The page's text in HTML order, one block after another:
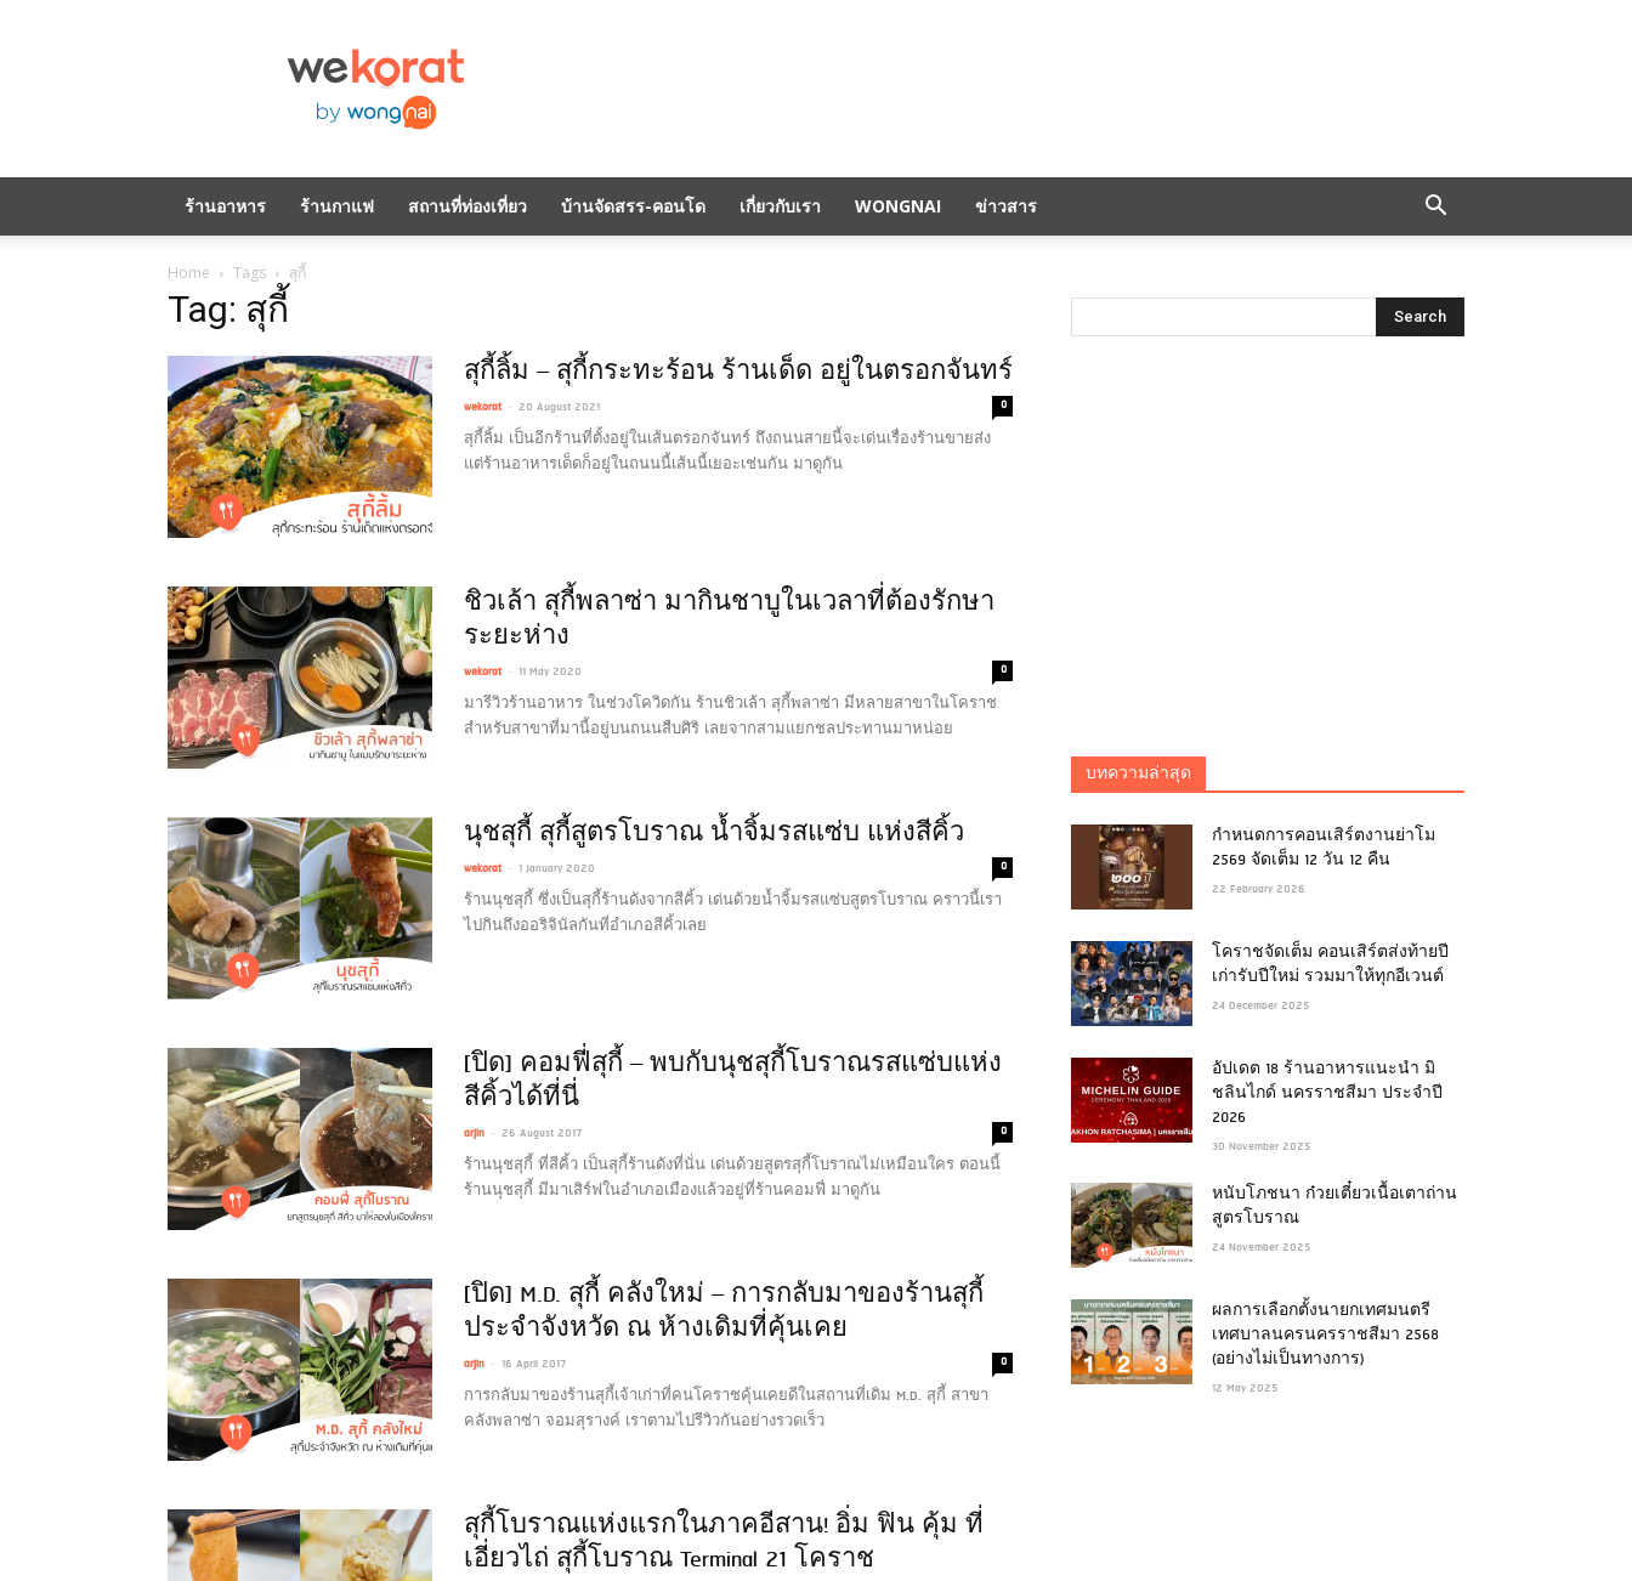
ร้านอาหาร ร้านกาแฟ สถานที่ท่องเที่ยว บ้านจัดสรร-คอนโด เกี่ยวกับเรา WONGNAI ข่าวสาร
Home Tags สุกี้
Tag: สุกี้
สุกี้ลิ้ม – สุกี้กระทะร้อน ร้านเด็ด อยู่ในตรอกจันทร์
wekorat - 20 August 2021 0
สุกี้ลิ้ม เป็นอีกร้านที่ตั้งอยู่ในเส้นตรอกจันทร์ ถึงถนนสายนี้จะเด่นเรื่องร้านขายส่ง
แต่ร้านอาหารเด็ดก็อยู่ในถนนนี้เส้นนี้เยอะเช่นกัน มาดูกัน
ชิวเล้า สุกี้พลาซ่า มากินชาบูในเวลาที่ต้องรักษา
ระยะห่าง
wekorat - 11 May 2020 0
มารีวิวร้านอาหาร ในช่วงโควิดกัน ร้านชิวเล้า สุกี้พลาซ่า มีหลายสาขาในโคราช
สำหรับสาขาที่มานี้อยู่บนถนนสืบศิริ เลยจากสามแยกชลประทานมาหน่อย
นุชสุกี้ สุกี้สูตรโบราณ น้ำจิ้มรสแซ่บ แห่งสีคิ้ว
wekorat - 1 January 2020 0
ร้านนุชสุกี้ ซึ่งเป็นสุกี้ร้านดังจากสีคิ้ว เด่นด้วยน้ำจิ้มรสแซ่บสูตรโบราณ คราวนี้เรา
ไปกินถึงออริจินัลกันที่อำเภอสีคิ้วเลย
[ปิด] คอมฟี่สุกี้ – พบกับนุชสุกี้โบราณรสแซ่บแห่ง
สีคิ้วได้ที่นี่
arjin - 26 August 2017 0
ร้านนุชสุกี้ ที่สีคิ้ว เป็นสุกี้ร้านดังที่นั่น เด่นด้วยสูตรสุกี้โบราณไม่เหมือนใคร ตอนนี้
ร้านนุชสุกี้ มีมาเสิร์ฟในอำเภอเมืองแล้วอยู่ที่ร้านคอมฟี่ มาดูกัน
[ปิด] M.D. สุกี้ คลังใหม่ – การกลับมาของร้านสุกี้
ประจำจังหวัด ณ ห้างเดิมที่คุ้นเคย
arjin - 16 April 2017 0
การกลับมาของร้านสุกี้เจ้าเก่าที่คนโคราชคุ้นเคยดีในสถานที่เดิม M.D. สุกี้ สาขา
คลังพลาซ่า จอมสุรางค์ เราตามไปรีวิวกันอย่างรวดเร็ว
สุกี้โบราณแห่งแรกในภาคอีสาน! อิ่ม ฟิน คุ้ม ที่
เอี่ยวไถ่ สุกี้โบราณ Terminal 21 โคราช
บทความล่าสุด
กำหนดการคอนเสิร์ตงานย่าโม
2569 จัดเต็ม 12 วัน 12 คืน
22 February 2026
โคราชจัดเต็ม คอนเสิร์ตส่งท้ายปี
เก่ารับปีใหม่ รวมมาให้ทุกอีเวนต์
24 December 2025
อัปเดต 18 ร้านอาหารแนะนำ มิ
ชลินไกด์ นครราชสีมา ประจำปี
2026
30 November 2025
หนับโภชนา ก๋วยเตี๋ยวเนื้อเตาถ่าน
สูตรโบราณ
24 November 2025
ผลการเลือกตั้งนายกเทศมนตรี
เทศบาลนครนครราชสีมา 2568
(อย่างไม่เป็นทางการ)
12 May 2025